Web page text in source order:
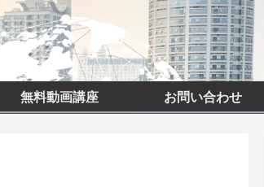
無料動画講座 お問い合わせ